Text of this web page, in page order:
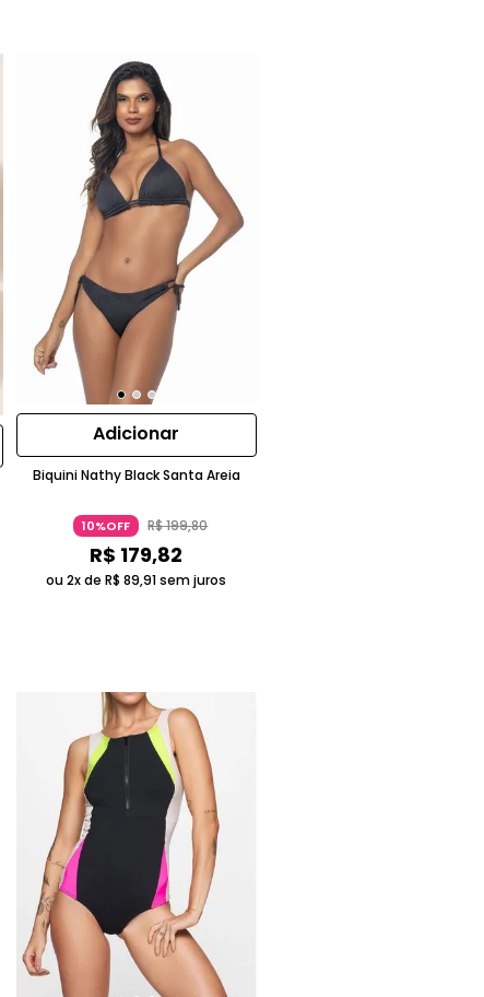
Adicionar
Biquini Nathy Black Santa Areia
10%OFF R$199,80
R$ 179,82
ou 2x deR$ 89,91sem juros